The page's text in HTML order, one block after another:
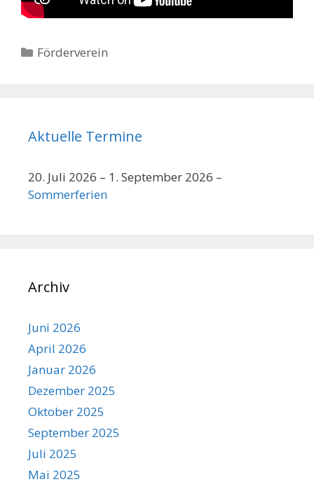
Kategorien
Förderverein
Aktuelle Termine
20. Juli 2026 – 1. September 2026 –
Sommerferien
Archiv
Juni 2026
April 2026
Januar 2026
Dezember 2025
Oktober 2025
September 2025
Juli 2025
Mai 2025